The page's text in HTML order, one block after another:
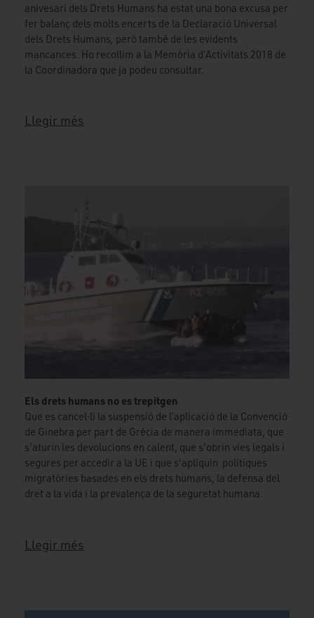
anivesari dels Drets Humans ha estat una bona excusa per
fer balanç dels molts encerts de la Declaració Universal
dels Drets Humans però també de les evidents
mancances. Ho recollim a la Memòria d'Activitats 2018 de
la Coordinadora que ja podeu consultar.
Llegir més
Els drets humans no es trepitgen
Que es cancel·li la suspensió de l’aplicació de la Convenció
de Ginebra per part de Grècia de manera immediata, que
s'aturin les devolucions en calent, que s'obrin vies legals i
segures per accedir a la UE i que s'apliquin polítiques
migratòries basades en els drets humans, la defensa del
dret a la vida i la prevalença de la seguretat humana.
Llegir més